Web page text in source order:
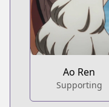
Ao Ren
Supporting